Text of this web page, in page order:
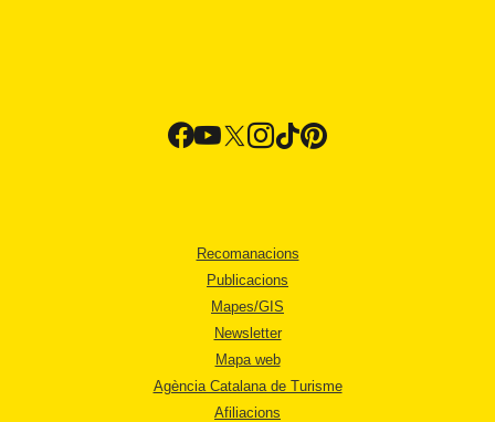
Recomanacions
Publicacions
Mapes/GIS
Newsletter
Mapa web
Agència Catalana de Turisme
Afiliacions